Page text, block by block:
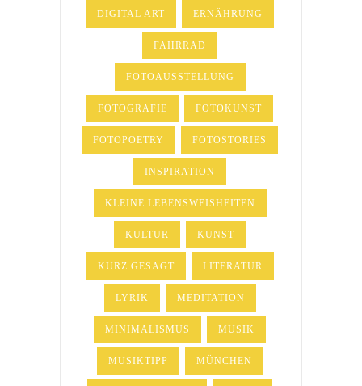
DIGITAL ART ERNÄHRUNG
FAHRRAD
FOTOAUSSTELLUNG
FOTOGRAFIE FOTOKUNST
FOTOPOETRY FOTOSTORIES
INSPIRATION
KLEINE LEBENSWEISHEITEN
KULTUR KUNST
KURZ GESAGT LITERATUR
LYRIK MEDITATION
MINIMALISMUS MUSIK
MUSIKTIPP MÜNCHEN